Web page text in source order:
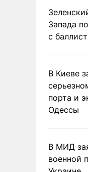
Запада
с
В Киеве
порта и
Одессы
В МИД
военной